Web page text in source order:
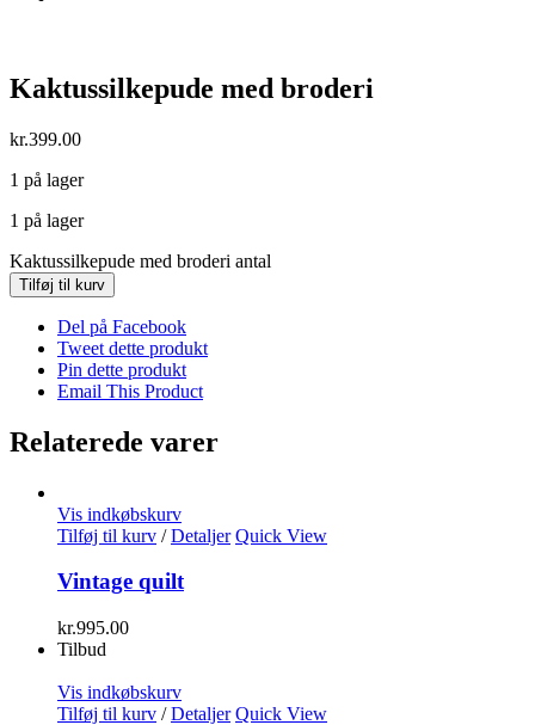
Kaktussilkepude med broderi
kr.399.00
1 på lager
1 på lager
Kaktussilkepude med broderi antal
Tilføj til kurv
Del på Facebook
Tweet dette produkt
Pin dette produkt
Email This Product
Relaterede varer
Vis indkøbskurv
Tilføj til kurv / Detaljer Quick View
Vintage quilt
kr.995.00
Tilbud
Vis indkøbskurv
Tilføj til kurv / Detaljer Quick View